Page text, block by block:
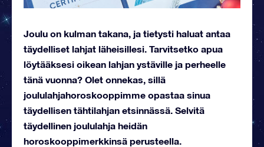
Joulu on kulman takana, ja tietysti haluat antaa
täydelliset lahjat läheisillesi. Tarvitsetko apua
löytääksesi oikean lahjan ystäville ja perheelle
tänä vuonna? Olet onnekas, sillä
joululahjahoroskooppimme opastaa sinua
täydellisen tähtilahjan etsinnässä. Selvitä
täydellinen joululahja heidän
horoskooppimerkkinsä perusteella.